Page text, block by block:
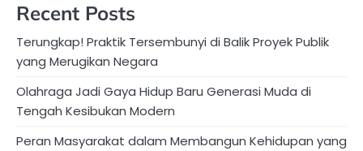
Recent Posts
Terungkap! Praktik Tersembunyi di Balik Proyek Publik
yang Merugikan Negara
Olahraga Jadi Gaya Hidup Baru Generasi Muda di
Tengah Kesibukan Modern
Peran Masyarakat dalam Membangun Kehidupan yang